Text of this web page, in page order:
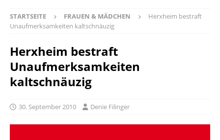
STARTSEITE FRAUEN & MÄDCHEN
Herxheim bestraft
Unaufmerksamkeiten kaltschnäuzig
Herxheim bestraft
Unaufmerksamkeiten
kaltschnäuzig
30. September 2010 Denie Filinger